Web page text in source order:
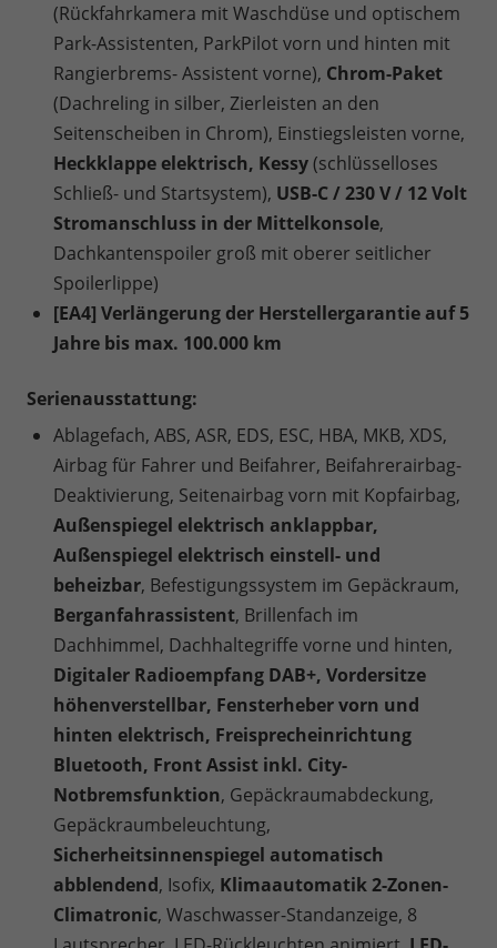
(Rückfahrkamera mit Waschdüse und optischem
Park-Assistenten, ParkPilot vorn und hinten mit
Rangierbrems- Assistent vorne), Chrom-Paket
(Dachreling in silber, Zierleisten an den
Seitenscheiben in Chrom), Einstiegsleisten vorne,
Heckklappe elektrisch, Kessy(schlüsselloses
Schließ- und Startsystem), USB-C / 230 V / 12 Volt
Stromanschluss in der Mittelkonsole,
Dachkantenspoiler groß mit oberer seitlicher
Spoilerlippe)
[EA4] Verlängerung der Herstellergarantie auf 5
Jahre bis max. 100.000 km
Serienausstattung:
Ablagefach, ABS, ASR, EDS, ESC, HBA, MKB, XDS,
Airbag für Fahrer und Beifahrer, Beifahrerairbag-
Deaktivierung, Seitenairbag vorn mit Kopfairbag,
Außenspiegel elektrisch anklappbar,
Außenspiegel elektrisch einstell- und
beheizbar, Befestigungssystem im Gepäckraum,
Berganfahrassistent, Brillenfach im
Dachhimmel, Dachhaltegriffe vorne und hinten,
Digitaler Radioempfang DAB+, Vordersitze
höhenverstellbar, Fensterheber vorn und
hinten elektrisch, Freisprecheinrichtung
Bluetooth, Front Assist inkl. City-
Notbremsfunktion, Gepäckraumabdeckung,
Gepäckraumbeleuchtung,
Sicherheitsinnenspiegel automatisch
abblendend, Isofix, Klimaautomatik 2-Zonen-
Climatronic, Waschwasser-Standanzeige, 8